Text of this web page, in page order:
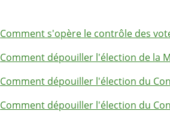
Comment s'opère le contrôle des
Comment dépouiller l'élection de la
Comment dépouiller l'élection du
Comment dépouiller l'élection du